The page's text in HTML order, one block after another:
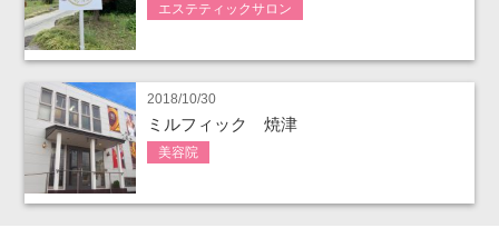
エステティックサロン
2018/10/30
ミルフィック 焼津
美容院